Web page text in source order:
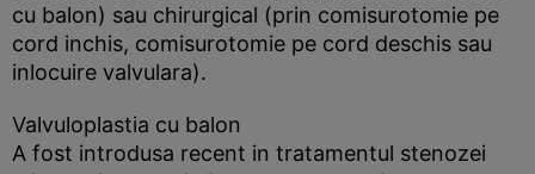
cu balon) sau chirurgical (prin comisurotomie pe
cord inchis, comisurotomie pe cord deschis sau
inlocuire valvulara).
Valvuloplastia cu balon
A fost introdusa recent in tratamentul stenozei